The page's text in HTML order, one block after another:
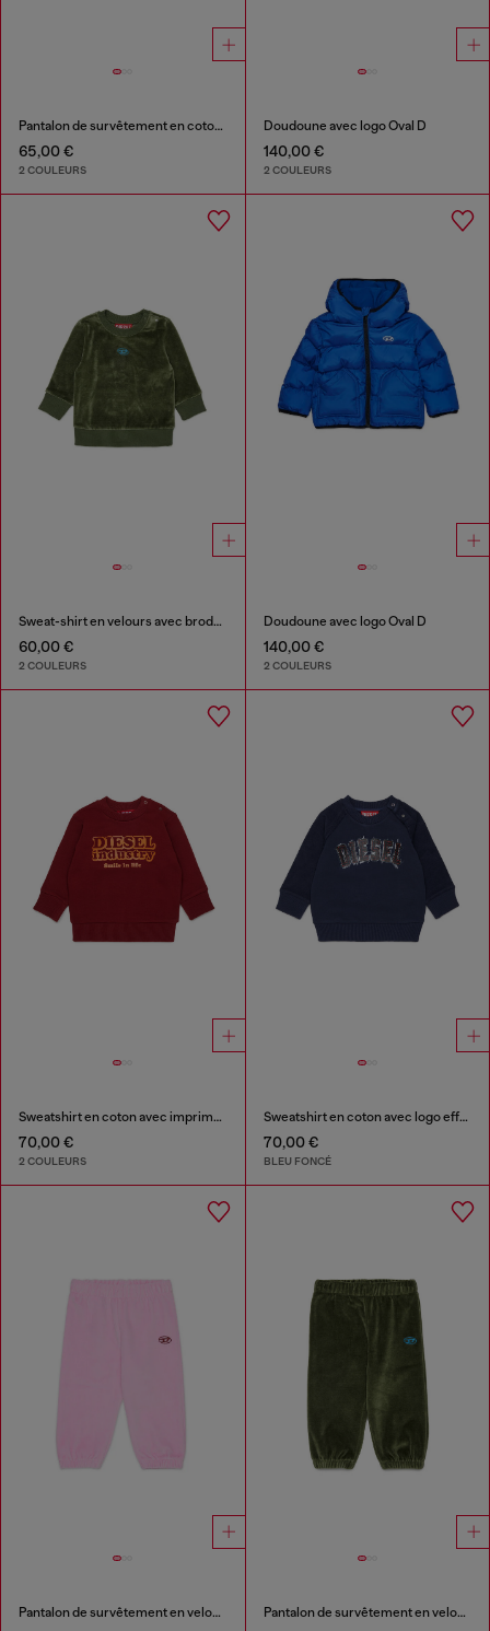
Pantalon de survêtement en coton avec imprimé Diesel Industry
65,00 €
2 COULEURS
Doudoune avec logo Oval D
140,00 €
2 COULEURS
Sweat-shirt en velours avec broderie Oval D
60,00 €
2 COULEURS
Doudoune avec logo Oval D
140,00 €
2 COULEURS
Sweatshirt en coton avec imprimé Diesel Industry
70,00 €
2 COULEURS
Sweatshirt en coton avec logo effet effiloché
70,00 €
BLEU FONCÉ
Pantalon de survêtement en velours avec broderie Oval D Pantalon de survêtement en velours avec broderie Oval D